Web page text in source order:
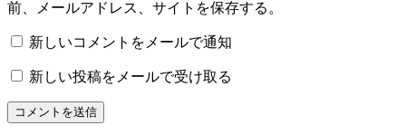
前、メールアドレス、サイトを保存する。
新しいコメントをメールで通知
新しい投稿をメールで受け取る